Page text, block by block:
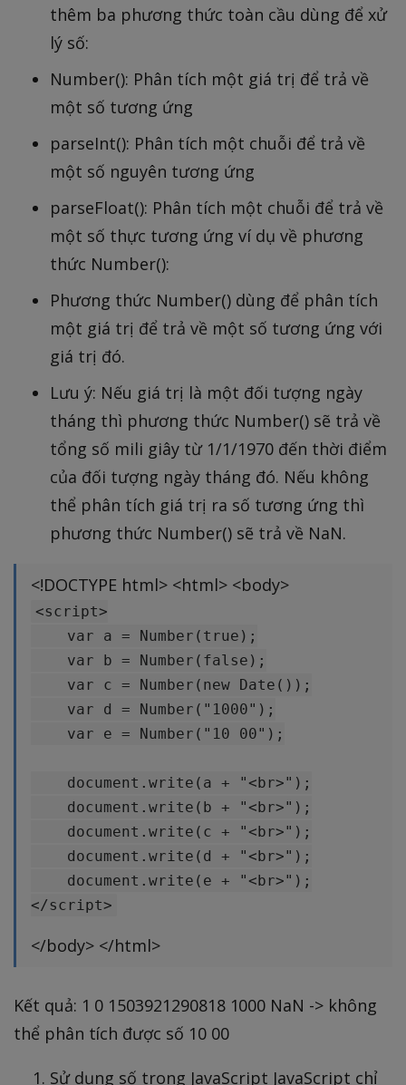
thêm ba phương thức toàn cầu dùng để xử
lý số:
Number(): Phân tích một giá trị để trả về
một số tương ứng
parseInt(): Phân tích một chuỗi để trả về
một số nguyên tương ứng
parseFloat(): Phân tích một chuỗi để trả về
một số thực tương ứng ví dụ về phương
thức Number():
Phương thức Number() dùng để phân tích
một giá trị để trả về một số tương ứng với
giá trị đó.
Lưu ý: Nếu giá trị là một đối tượng ngày
tháng thì phương thức Number() sẽ trả về
tổng số mili giây từ 1/1/1970 đến thời điểm
của đối tượng ngày tháng đó. Nếu không
thể phân tích giá trị ra số tương ứng thì
phương thức Number() sẽ trả về NaN.
<!DOCTYPE html> <html> <body>
<script>
    var a = Number(true);
    var b = Number(false);
    var c = Number(new Date());
    var d = Number("1000");
    var e = Number("10 00");
    document.write(a + "<br>");
    document.write(b + "<br>");
    document.write(c + "<br>");
    document.write(d + "<br>");
    document.write(e + "<br>");
</body> </html>
Kết quả: 1 0 1503921290818 1000 NaN -> không
thể phân tích được số 10 00
Sử dụng số trong JavaScript JavaScript chỉ